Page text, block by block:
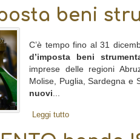
beni
C’è tempo fino al 31
d’imposta beni
imprese delle regioni
Molise, Puglia, Sardegna e
nuovi...
Leggi tutto